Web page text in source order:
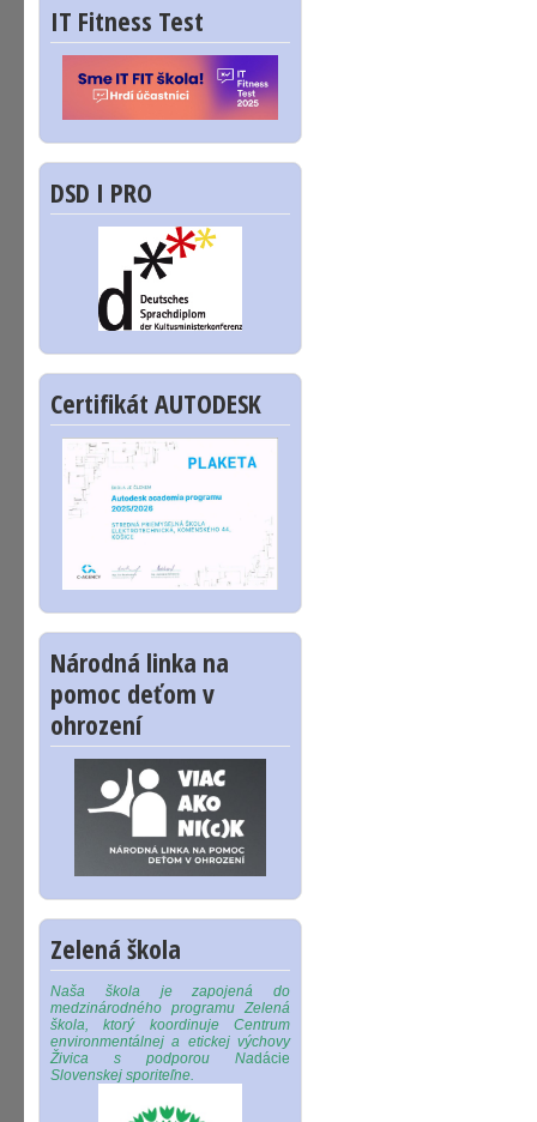
IT Fitness Test
DSD I PRO
Certifikát AUTODESK
Národná linka na
pomoc deťom v
ohrození
Zelená škola
Naša škola je zapojená do
medzinárodného programu Zelená
škola, ktorý koordinuje Centrum
environmentálnej a etickej výchovy
Živica s podporou Nadácie
Slovenskej sporiteľne.